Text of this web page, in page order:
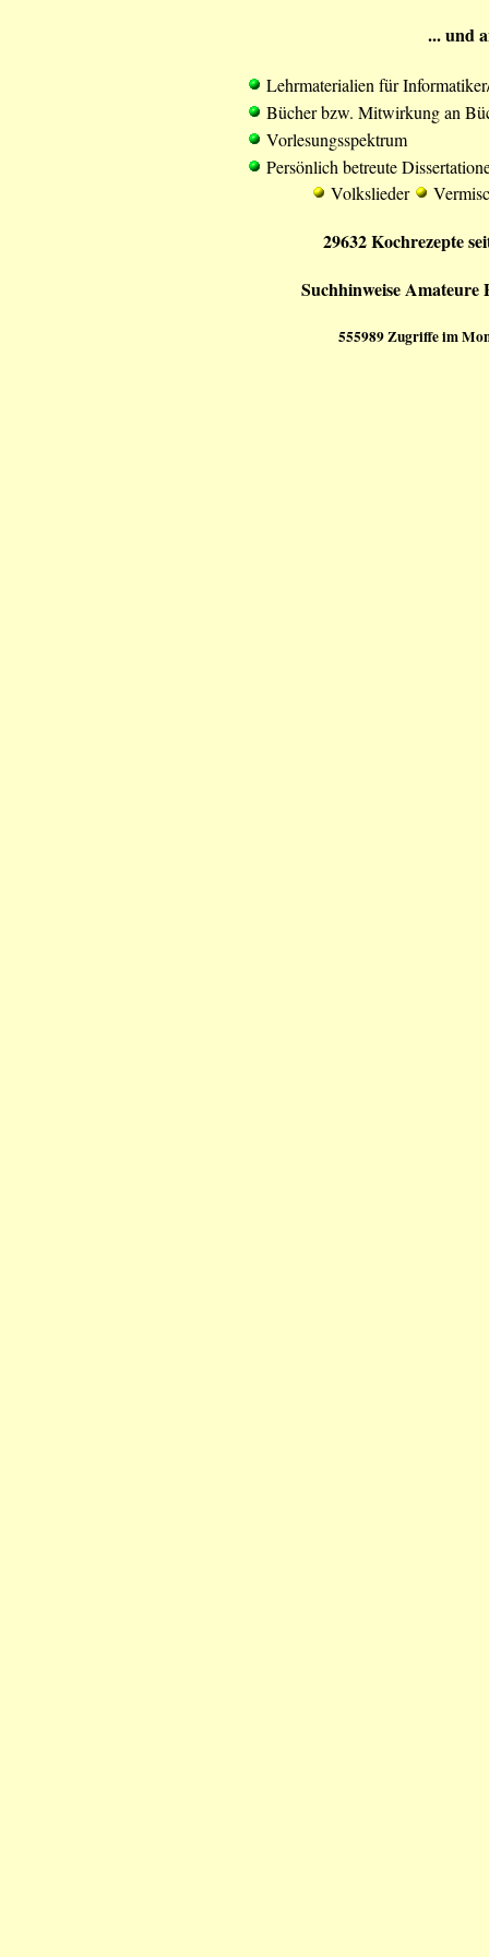
... und
Lehrmaterialien für
Bücher bzw. Mitwirkung an
Vorlesungsspektrum
Persönlich betreute
Volkslieder
29632 Kochrezepte
SuchhinweiseAmateure
555989 Zugriffe im